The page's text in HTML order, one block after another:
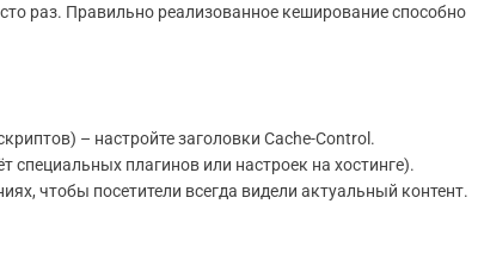
раз. Правильно реализованное кеширование способно
– настройте заголовки Cache-Control.
специальных плагинов или настроек на хостинге).
чтобы посетители всегда видели актуальный контент.